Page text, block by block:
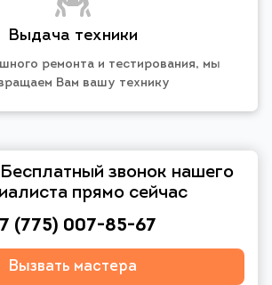
Выдача техники
ремонта и тестирования, мы
Вам вашу технику
звонок нашего
прямо сейчас
(775) 007-85-67
Вызвать мастера